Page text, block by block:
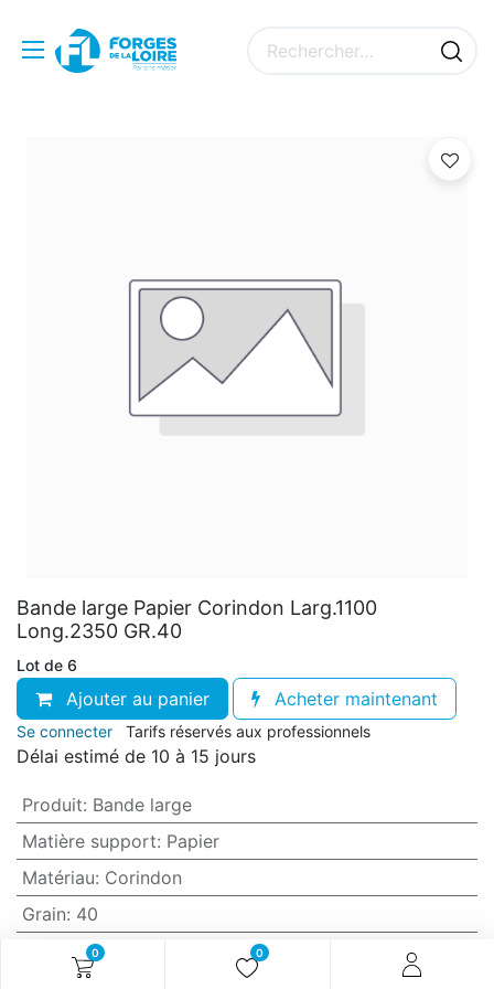
0 0
Bande large Papier Corindon Larg.1100
Long.2350 GR.40
Lot de 6
Ajouter au panier Acheter maintenant
Se connecter Tarifs réservés aux professionnels
Délai estimé de 10 à 15 jours
Produit: Bande large
Matière support: Papier
Matériau: Corindon
Grain: 40
Anti-encrassement
Non (standard)